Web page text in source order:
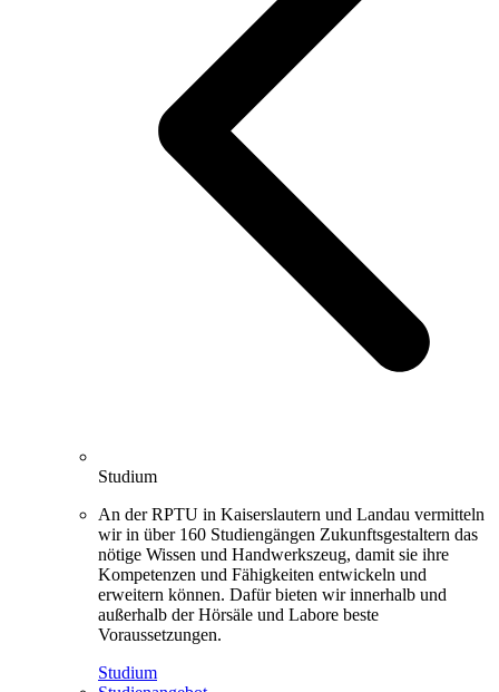
Studium
An der RPTU in Kaiserslautern und Landau vermitteln
wir in über 160 Studiengängen Zukunftsgestaltern das
nötige Wissen und Handwerkszeug, damit sie ihre
Kompetenzen und Fähigkeiten entwickeln und
erweitern können. Dafür bieten wir innerhalb und
außerhalb der Hörsäle und Labore beste
Voraussetzungen.
Studium